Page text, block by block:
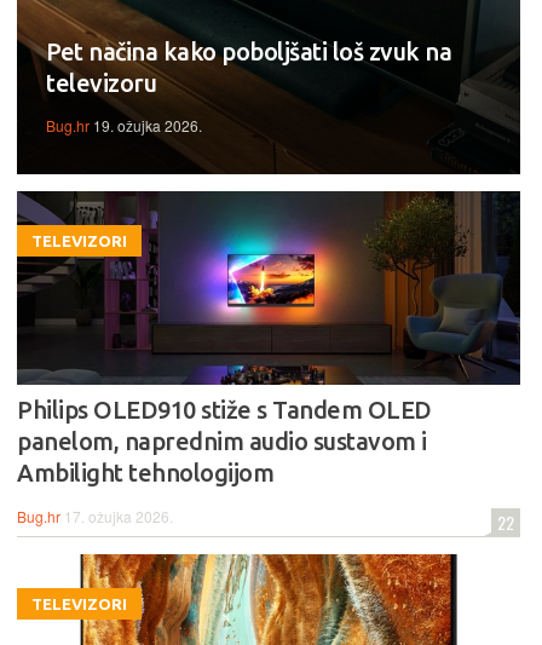
Pet načina kako poboljšati loš zvuk na
televizoru
Bug.hr 19. ožujka 2026.
TELEVIZORI
Philips OLED910 stiže s Tandem OLED
panelom, naprednim audio sustavom i
Ambilight tehnologijom
Bug.hr 17. ožujka 2026. 22
TELEVIZORI